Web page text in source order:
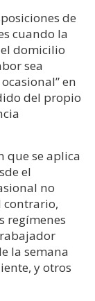
de
cuando la
domicilio
sea
en
del propio
que se aplica
el
no
contrario,
regímenes
la semana
y otros